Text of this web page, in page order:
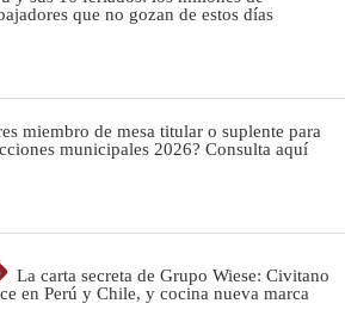
que no gozan de estos días
miembro de mesa titular o suplente para
municipales 2026? Consulta aquí
La carta secreta de Grupo Wiese: Civitano
en Perú y Chile, y cocina nueva marca